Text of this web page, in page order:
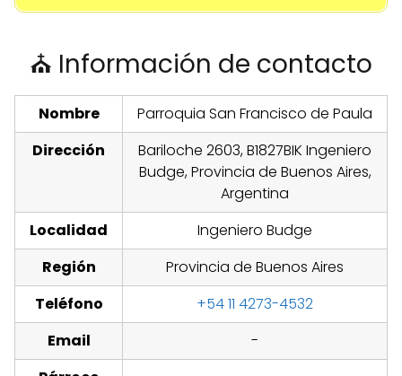
⛪ Información de contacto
Nombre
Parroquia San Francisco de Paula
Dirección
Bariloche 2603, B1827BIK Ingeniero
Budge, Provincia de Buenos Aires,
Argentina
Localidad
Ingeniero Budge
Región
Provincia de Buenos Aires
Teléfono
+54 11 4273-4532
Email
-